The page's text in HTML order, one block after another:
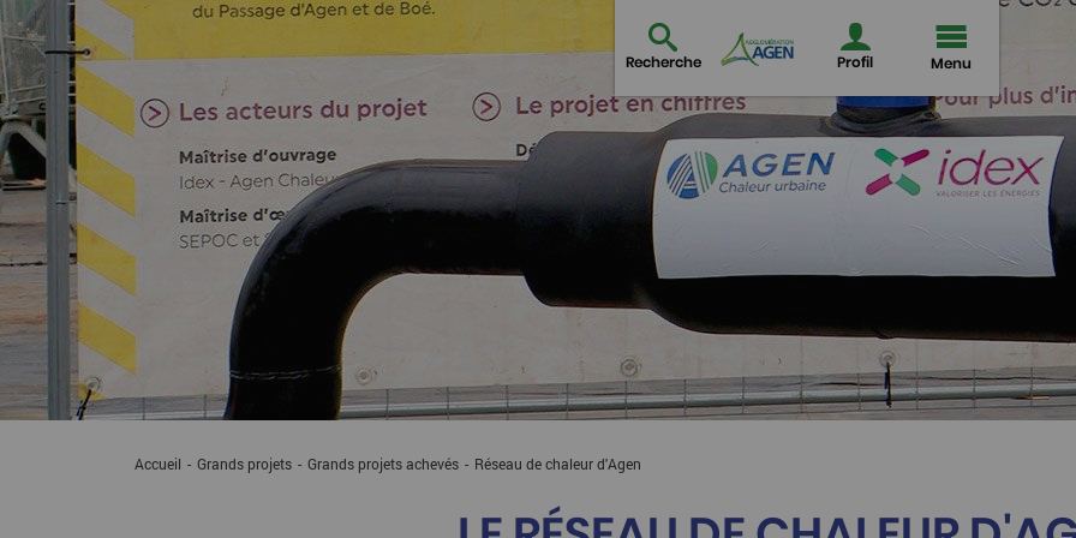
Recherche Profil Menu
Accueil Grands projets Grands projets achevés Current:
Réseau de chaleur d'Agen